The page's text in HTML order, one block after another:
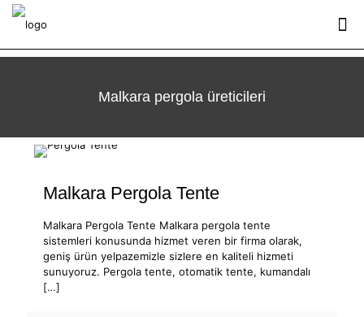
Malkara pergola üreticileri
Malkara Pergola Tente
Malkara Pergola Tente Malkara pergola tente
sistemleri konusunda hizmet veren bir firma olarak,
geniş ürün yelpazemizle sizlere en kaliteli hizmeti
sunuyoruz. Pergola tente, otomatik tente, kumandalı
[…]